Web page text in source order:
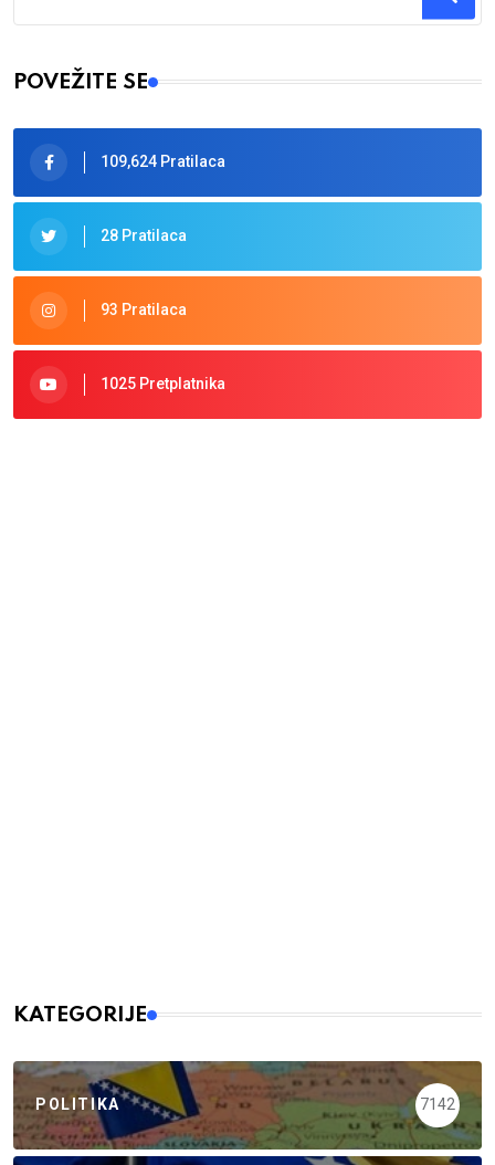
Type 2 or more characters for results.
POVEŽITE SE
109,624 Pratilaca
28 Pratilaca
93 Pratilaca
1025 Pretplatnika
KATEGORIJE
POLITIKA 7142